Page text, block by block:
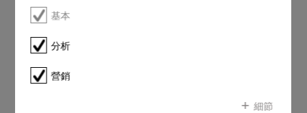
基本
分析
營銷
細節